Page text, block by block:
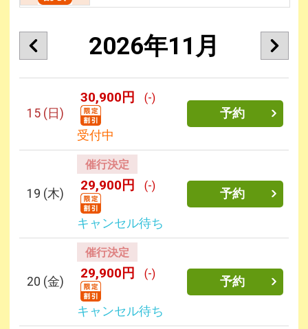
2026年11月
15 (日)
30,900円 (-)
受付中
予約
19 (木)
催行決定
29,900円 (-)
キャンセル待ち
予約
20 (金)
催行決定
29,900円 (-)
キャンセル待ち
予約